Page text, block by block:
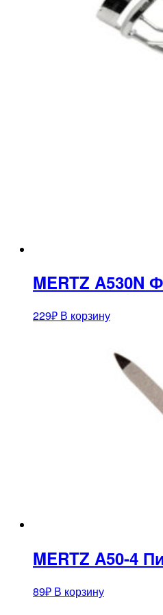
MERTZ A530N
229₽ В корзину
MERTZ A50-4
89₽ В корзину